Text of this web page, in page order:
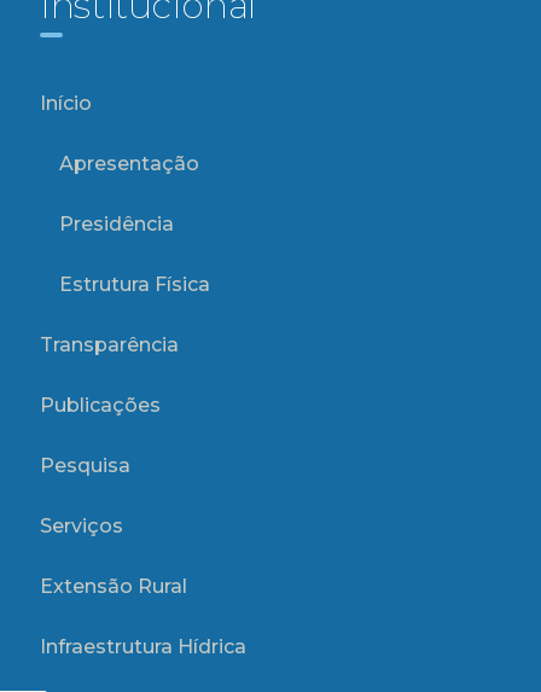
Início
Apresentação
Presidência
Estrutura Física
Transparência
Publicações
Pesquisa
Serviços
Extensão Rural
Infraestrutura Hídrica